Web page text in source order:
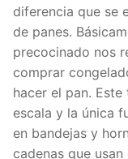
diferencia que se
de panes.
precocinado nos
comprar
hacer el pan.
escala y la única
en bandejas y
cadenas que